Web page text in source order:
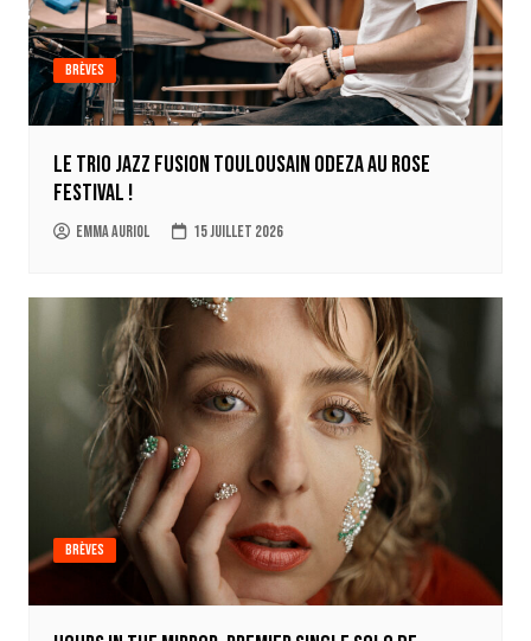
Brèves
Le trio jazz fusion toulousain ODEZA au Rose
Festival !
Emma Auriol 15 juillet 2026
Brèves